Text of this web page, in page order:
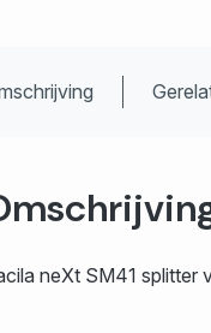
neXt SM41 splitter